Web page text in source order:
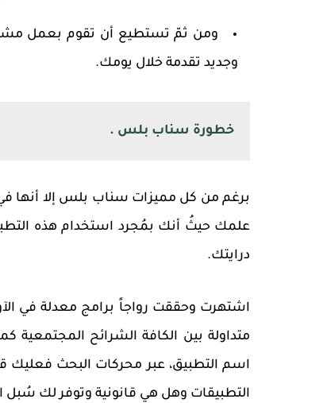
ومن ثمّ تستطيع أن تقوم بعمل
وجديد تقدمة خلال يومك.
خطورة سناب بلس .
برغم من كل مميزات سناب بلس إلا أنها
علمك حيثُ أنك بمُجرد استخدام هذه
درايتك.
اشتهرت وحققت رواجاً برامج معدلة في
متداولة بين الكافة الشرائح
اسم التطبيق، عبر محركات البحث
التطبيقات وهل هي قانونية وتوفر لك سُبل